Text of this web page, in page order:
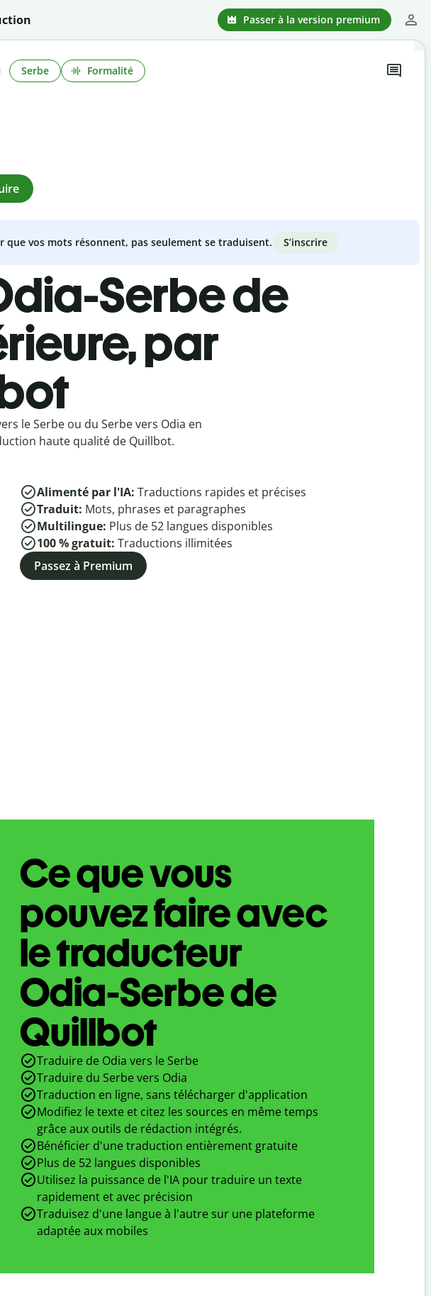
Passer à la version premium
Serbe Formalité
que vos mots résonnent, pas seulement se traduisent. S’inscrire
Serbe de
par
le Serbe ou du Serbe vers Odia en
haute qualité de Quillbot.
Alimenté par l'IA: Traductions rapides et précises
Traduit: Mots, phrases et paragraphes
Multilingue: Plus de 52 langues disponibles
100 % gratuit: Traductions illimitées
Passez à Premium
Ce que vous
pouvez faire avec
le traducteur
Odia-Serbe de
Quillbot
Traduire de Odia vers le Serbe
Traduire du Serbe vers Odia
Traduction en ligne, sans télécharger d'application
Modifiez le texte et citez les sources en même temps
grâce aux outils de rédaction intégrés.
Bénéficier d'une traduction entièrement gratuite
Plus de 52 langues disponibles
Utilisez la puissance de l'IA pour traduire un texte
rapidement et avec précision
Traduisez d'une langue à l'autre sur une plateforme
adaptée aux mobiles